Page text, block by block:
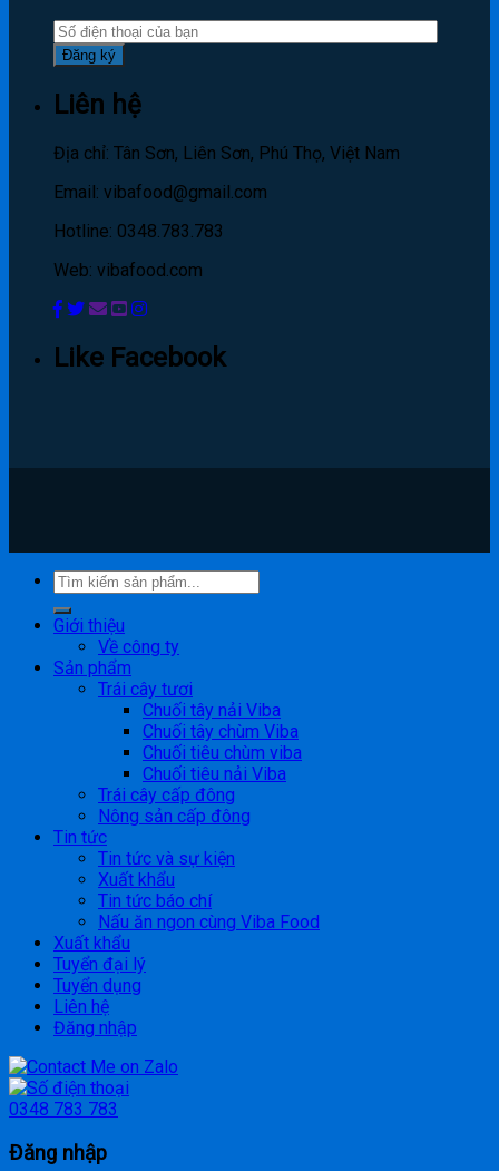
Liên hệ
Địa chỉ: Tân Sơn, Liên Sơn, Phú Thọ, Việt Nam
Email: vibafood@gmail.com
Hotline: 0348.783.783
Web: vibafood.com
Like Facebook
Giới thiệu
Về công ty
Sản phẩm
Trái cây tươi
Chuối tây nải Viba
Chuối tây chùm Viba
Chuối tiêu chùm viba
Chuối tiêu nải Viba
Trái cây cấp đông
Nông sản cấp đông
Tin tức
Tin tức và sự kiện
Xuất khẩu
Tin tức báo chí
Nấu ăn ngon cùng Viba Food
Xuất khẩu
Tuyển đại lý
Tuyển dụng
Liên hệ
Đăng nhập
0348 783 783
Đăng nhập